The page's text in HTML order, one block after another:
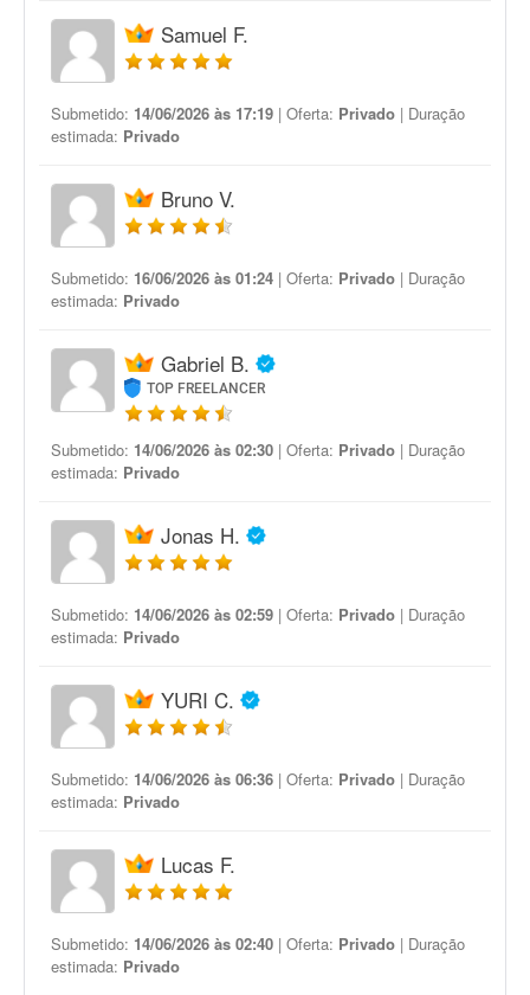
Samuel F.
Submetido: 14/06/2026 às 17:19 | Oferta: Privado | Duração
estimada: Privado
Bruno V.
Submetido: 16/06/2026 às 01:24 | Oferta: Privado | Duração
estimada: Privado
Gabriel B.
TOP FREELANCER
Submetido: 14/06/2026 às 02:30 | Oferta: Privado | Duração
estimada: Privado
Jonas H.
Submetido: 14/06/2026 às 02:59 | Oferta: Privado | Duração
estimada: Privado
YURI C.
Submetido: 14/06/2026 às 06:36 | Oferta: Privado | Duração
estimada: Privado
Lucas F.
Submetido: 14/06/2026 às 02:40 | Oferta: Privado | Duração
estimada: Privado